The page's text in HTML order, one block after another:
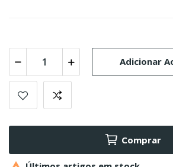
Adicionar
Comprar